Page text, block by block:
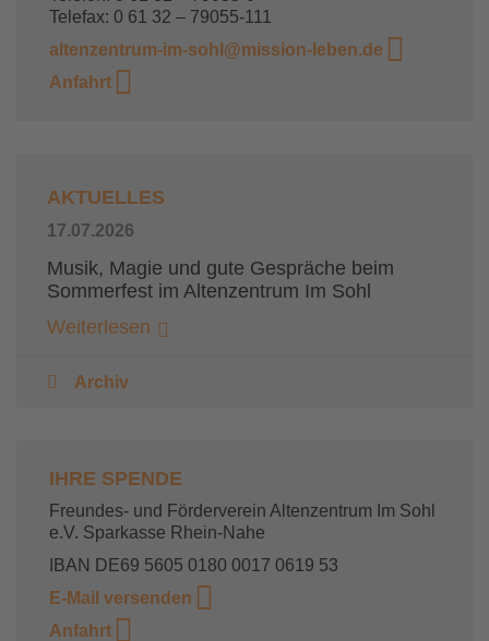
Telefax: 0 61 32 – 79055-111
altenzentrum-im-sohl@mission-leben.de
Anfahrt
AKTUELLES
17.07.2026
Musik, Magie und gute Gespräche beim
Sommerfest im Altenzentrum Im Sohl
Weiterlesen
Archiv
IHRE SPENDE
Freundes- und Förderverein Altenzentrum Im Sohl
e.V. Sparkasse Rhein-Nahe
IBAN DE69 5605 0180 0017 0619 53
E-Mail versenden
Anfahrt